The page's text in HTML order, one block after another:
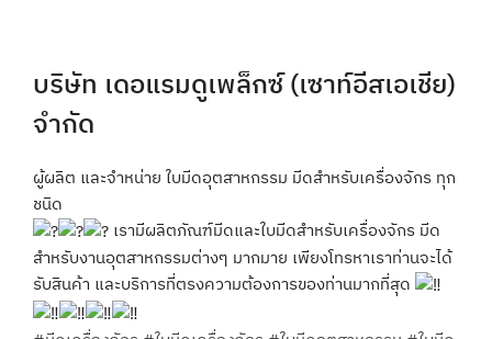
บริษัท เดอแรมดูเพล็กซ์ (เซาท์อีสเอเชีย)
จำกัด
ผู้ผลิต และจำหน่าย ใบมีดอุตสาหกรรม มีดสำหรับเครื่องจักร ทุก
ชนิด
เรามีผลิตภัณฑ์มีดและใบมีดสำหรับเครื่องจักร มีด
สำหรับงานอุตสาหกรรมต่างๆ มากมาย เพียงโทรหาเราท่านจะได้
รับสินค้า และบริการที่ตรงความต้องการของท่านมากที่สุด